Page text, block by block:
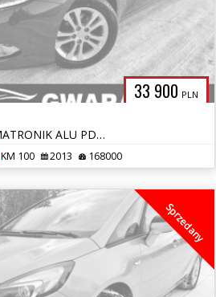
33 900 PLN
1.4i 100KM KLIMATRONIK ALU PDC GRZ.FOTELE +KIEROWNICA LED OPŁATY GWARN
KM 100 2013 168000
Sprzedany